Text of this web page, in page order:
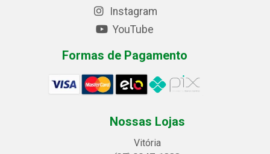
Instagram
YouTube
Formas de Pagamento
Nossas Lojas
Vitória